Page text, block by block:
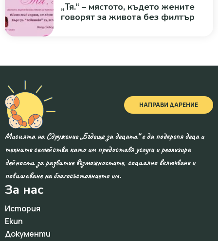
„Тя.“ – мястото, където жените
говорят за живота без филтър
НАПРАВИ ДАРЕНИЕ
Мисията на Сдружение „Бъдеще за децата“ е да подкрепя деца и
техните семейства като им предоставя услуги и реализира
дейности за развитие възможностите, социално включване и
повишаване на благосъстоянието им.
За нас
История
Екип
Документи